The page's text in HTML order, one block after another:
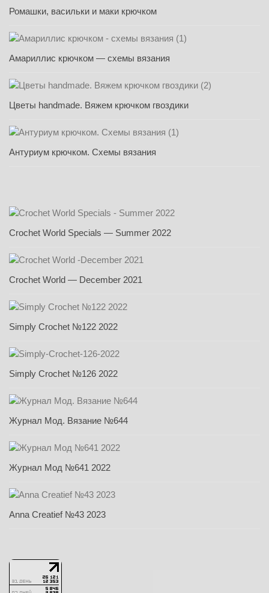
Ромашки, васильки и маки крючком
Амариллис крючком — схемы вязания
Цветы handmade. Вяжем крючком гвоздики
Антуриум крючком. Схемы вязания
Crochet World Specials — Summer 2022
Crochet World — December 2021
Simply Crochet №122 2022
Simply Crochet №126 2022
Журнал Мод. Вязание №644
Журнал Мод №641 2022
Anna Creatief №43 2023